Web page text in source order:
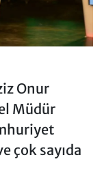
Onur
Müdür
çok sayıda